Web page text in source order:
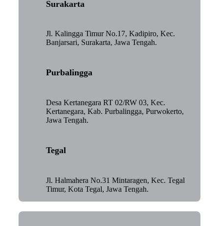
Surakarta
Jl. Kalingga Timur No.17, Kadipiro, Kec.
Banjarsari, Surakarta, Jawa Tengah.
Purbalingga
Desa Kertanegara RT 02/RW 03, Kec.
Kertanegara, Kab. Purbalingga, Purwokerto,
Jawa Tengah.
Tegal
Jl. Halmahera No.31 Mintaragen, Kec. Tegal
Timur, Kota Tegal, Jawa Tengah.